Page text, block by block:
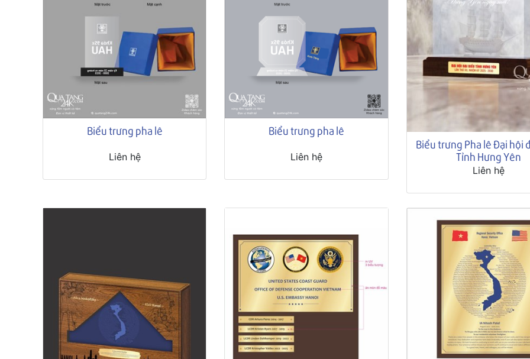
Biểu trưng pha lê
Liên hệ
Biểu trưng pha lê
Liên hệ
Biểu trưng Pha lê Đại hội
Tỉnh Hưng Yên
Liên hệ